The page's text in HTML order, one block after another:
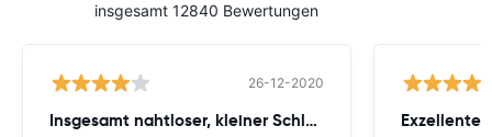
insgesamt 12840 Bewertungen
26-12-2020
Insgesamt nahtloser, kleiner Schluckauf Exzellenter